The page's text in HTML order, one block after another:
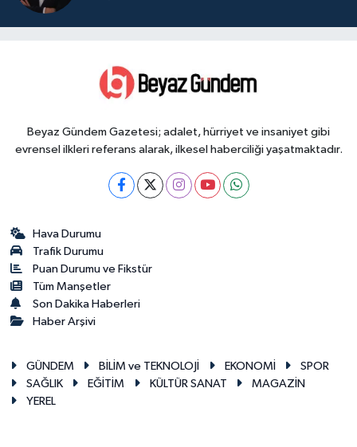
Beyaz Gündem Gazetesi; adalet, hürriyet ve insaniyet gibi
evrensel ilkleri referans alarak, ilkesel haberciliği yaşatmaktadır.
Hava Durumu
Trafik Durumu
Puan Durumu ve Fikstür
Tüm Manşetler
Son Dakika Haberleri
Haber Arşivi
GÜNDEM BİLİM ve TEKNOLOJİ EKONOMİ
SPOR
SAĞLIK
EĞİTİM KÜLTÜR SANAT
MAGAZİN
YEREL